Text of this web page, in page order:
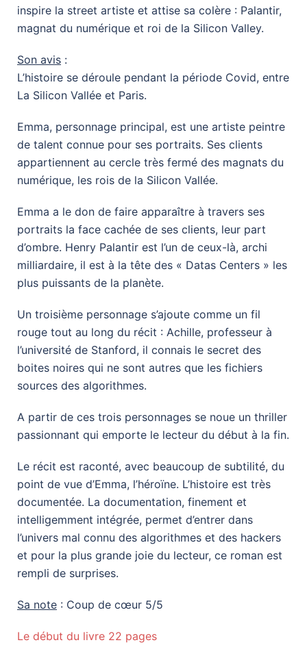
inspire la street artiste et attise sa colère : Palantir,
magnat du numérique et roi de la Silicon Valley.
Son avis :
L’histoire se déroule pendant la période Covid, entre
La Silicon Vallée et Paris.
Emma, personnage principal, est une artiste peintre
de talent connue pour ses portraits. Ses clients
appartiennent au cercle très fermé des magnats du
numérique, les rois de la Silicon Vallée.
Emma a le don de faire apparaître à travers ses
portraits la face cachée de ses clients, leur part
d’ombre. Henry Palantir est l’un de ceux-là, archi
milliardaire, il est à la tête des « Datas Centers » les
plus puissants de la planète.
Un troisième personnage s’ajoute comme un fil
rouge tout au long du récit : Achille, professeur à
l’université de Stanford, il connais le secret des
boites noires qui ne sont autres que les fichiers
sources des algorithmes.
A partir de ces trois personnages se noue un thriller
passionnant qui emporte le lecteur du début à la fin.
Le récit est raconté, avec beaucoup de subtilité, du
point de vue d’Emma, l’héroïne. L’histoire est très
documentée. La documentation, finement et
intelligemment intégrée, permet d’entrer dans
l’univers mal connu des algorithmes et des hackers
et pour la plus grande joie du lecteur, ce roman est
rempli de surprises.
Sa note : Coup de cœur 5/5
Le début du livre 22 pages